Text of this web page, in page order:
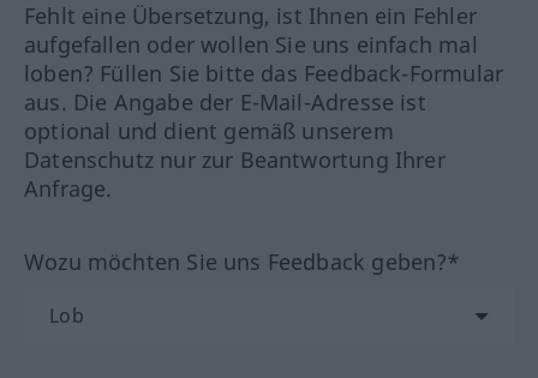
Fehlt eine Übersetzung, ist Ihnen ein Fehler
aufgefallen oder wollen Sie uns einfach mal
loben? Füllen Sie bitte das Feedback-Formular
aus. Die Angabe der E-Mail-Adresse ist
optional und dient gemäß unserem
Datenschutz nur zur Beantwortung Ihrer
Anfrage.
Wozu möchten Sie uns Feedback geben?*